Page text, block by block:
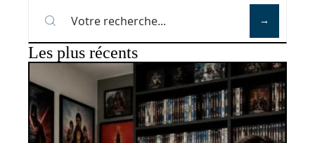
Les plus récents